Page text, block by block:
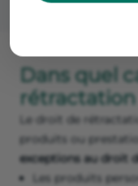
Dans quel
rétractation
Le droit de
produits ou
exceptions au droit
Les produits